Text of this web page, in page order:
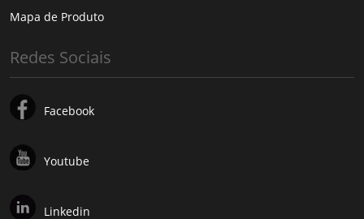
Mapa de Produto
Redes Sociais
Facebook
Youtube
Linkedin